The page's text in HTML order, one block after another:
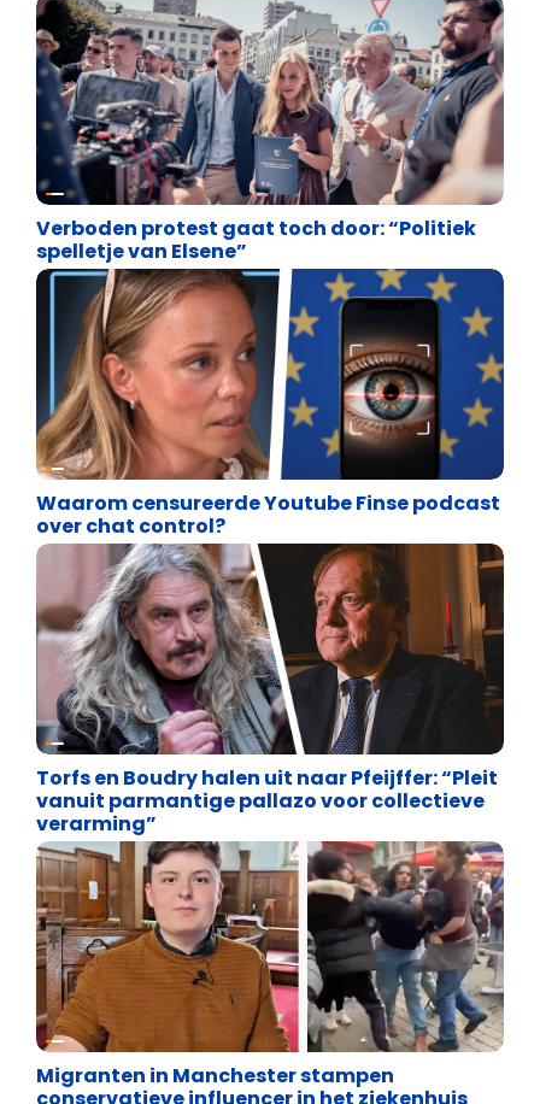
Vrijheid van meningsuiting
Verboden protest gaat toch door: “Politiek
spelletje van Elsene”
Vrijheid van meningsuiting
Waarom censureerde Youtube Finse podcast
over chat control?
Vrijheid van meningsuiting
Torfs en Boudry halen uit naar Pfeijffer: “Pleit
vanuit parmantige pallazo voor collectieve
verarming”
Vrijheid van meningsuiting
Migranten in Manchester stampen
conservatieve influencer in het ziekenhuis